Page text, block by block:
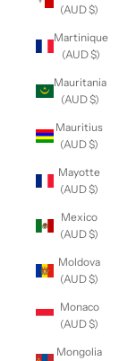
(AUD $)
Martinique
(AUD $)
Mauritania
(AUD $)
Mauritius
(AUD $)
Mayotte
(AUD $)
Mexico
(AUD $)
Moldova
(AUD $)
Monaco
(AUD $)
Mongolia